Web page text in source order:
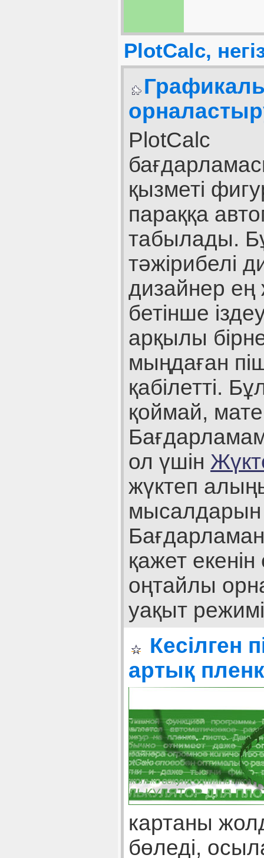
PlotCalc,
PlotCalc
қызметі
параққа
табылады.
тәжірибелі
дизайнер ең
бетінше
арқылы
мыңдаған
қабілетті.
қоймай,
ол үшін
жүктеп
мысалдарын
қажет
оңтайлы
уақыт
Кесілген
артық
картаны
бөледі,